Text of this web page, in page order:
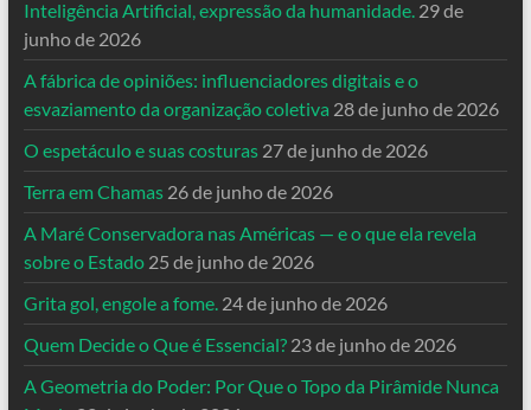
Inteligência Artificial, expressão da humanidade. 29 de
junho de 2026
A fábrica de opiniões: influenciadores digitais e o
esvaziamento da organização coletiva 28 de junho de 2026
O espetáculo e suas costuras 27 de junho de 2026
Terra em Chamas 26 de junho de 2026
A Maré Conservadora nas Américas — e o que ela revela
sobre o Estado 25 de junho de 2026
Grita gol, engole a fome. 24 de junho de 2026
Quem Decide o Que é Essencial? 23 de junho de 2026
A Geometria do Poder: Por Que o Topo da Pirâmide Nunca